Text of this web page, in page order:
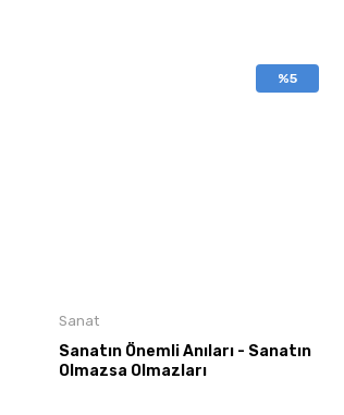
%5
Sanat
Sanatın Önemli Anıları - Sanatın
Olmazsa Olmazları